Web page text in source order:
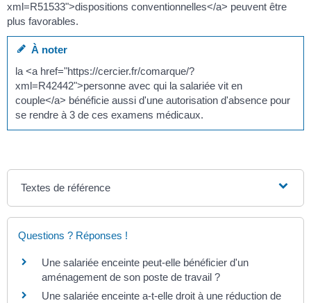
xml=R51533">dispositions conventionnelles</a> peuvent être
plus favorables.
À noter
la <a href="https://cercier.fr/comarque/?
xml=R42442">personne avec qui la salariée vit en
couple</a> bénéficie aussi d'une autorisation d'absence pour
se rendre à 3 de ces examens médicaux.
Textes de référence
Questions ? Réponses !
Une salariée enceinte peut-elle bénéficier d'un
aménagement de son poste de travail ?
Une salariée enceinte a-t-elle droit à une réduction de